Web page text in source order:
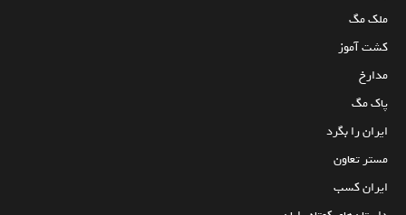
ملک مگ
کشت آموز
مدارخ
پاک مگ
ایران را بگرد
مستر تعاون
ایران کسب